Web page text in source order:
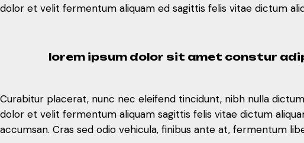
accumsan. Cras sed odio vehicula, finibus ante at, fermentum
Sedine volum
Curabitur placerat, nunc nec eleifend tincidunt, nibh nulla
dolor et velit fermentum aliquam ed sagittis felis vitae dictum
lorem ipsum dolor sit amet constur
Curabitur placerat, nunc nec eleifend tincidunt, nibh nulla
dolor et velit fermentum aliquam sagittis felis vitae dictum
accumsan. Cras sed odio vehicula, finibus ante at, fermentum